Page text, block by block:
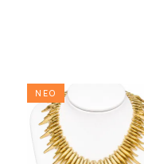
ΝΕΟ